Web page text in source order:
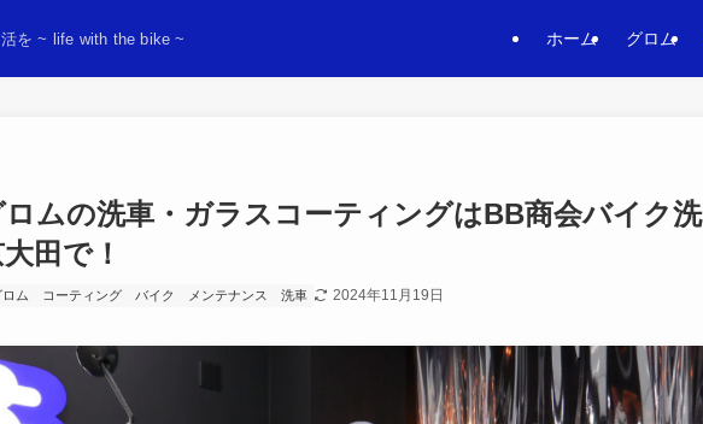
を ~ life with the bike ~ ホーム グロム
ロムの洗車・ガラスコーティングはBB商会バイク洗
田で！
ロム コーティング バイク メンテナンス 洗車 2024年11月19日